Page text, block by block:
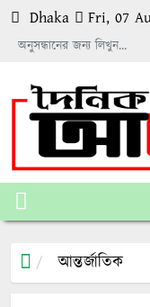
Dhaka Fri, 07
আন্তর্জাতিক